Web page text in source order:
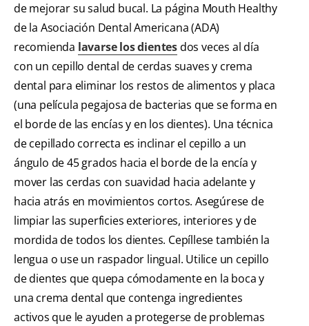
de mejorar su salud bucal. La página Mouth Healthy
de la Asociación Dental Americana (ADA)
recomienda lavarse los dientesdos veces al día
con un cepillo dental de cerdas suaves y crema
dental para eliminar los restos de alimentos y placa
(una película pegajosa de bacterias que se forma en
el borde de las encías y en los dientes). Una técnica
de cepillado correcta es inclinar el cepillo a un
ángulo de 45 grados hacia el borde de la encía y
mover las cerdas con suavidad hacia adelante y
hacia atrás en movimientos cortos. Asegúrese de
limpiar las superficies exteriores, interiores y de
mordida de todos los dientes. Cepíllese también la
lengua o use un raspador lingual. Utilice un cepillo
de dientes que quepa cómodamente en la boca y
una crema dental que contenga ingredientes
activos que le ayuden a protegerse de problemas